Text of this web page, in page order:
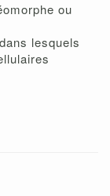
ou
lesquels